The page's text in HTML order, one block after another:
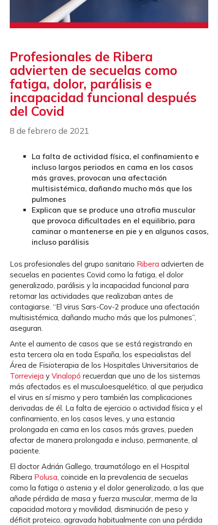
Profesionales de Ribera
advierten de secuelas como
fatiga, dolor, parálisis e
incapacidad funcional después
del Covid
8 de febrero de 2021
La falta de actividad física, el confinamiento e
incluso largos periodos en cama en los casos
más graves, provocan una afectación
multisistémica, dañando mucho más que los
pulmones
Explican que se produce una atrofia muscular
que provoca dificultades en el equilibrio, para
caminar o mantenerse en pie y en algunos casos,
incluso parálisis
Los profesionales del grupo sanitario Ribera advierten de
secuelas en pacientes Covid como la fatiga, el dolor
generalizado, parálisis y la incapacidad funcional para
retomar las actividades que realizaban antes de
contagiarse. “El virus Sars-Cov-2 produce una afectación
multisistémica, dañando mucho más que los pulmones”,
aseguran.
Ante el aumento de casos que se está registrando en
esta tercera ola en toda España, los especialistas del
Área de Fisioterapia de los Hospitales Universitarios de
Torrevieja y Vinalopó recuerdan que uno de los sistemas
más afectados es el musculoesquelético, al que perjudica
el virus en sí mismo y pero también las complicaciones
derivadas de él. La falta de ejercicio o actividad física y el
confinamiento, en los casos leves, y una estancia
prolongada en cama en los casos más graves, pueden
afectar de manera prolongada e incluso, permanente, al
paciente.
El doctor Adrián Gallego, traumatólogo en el Hospital
Ribera Polusa , coincide en la prevalencia de secuelas
como la fatiga o astenia y el dolor generalizado, a las que
añade pérdida de masa y fuerza muscular, merma de la
capacidad motora y movilidad, disminución de peso y
déficit proteico, agravada habitualmente con una pérdida